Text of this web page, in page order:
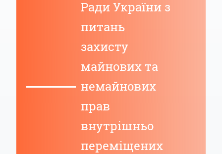
Ради України з
питань
захисту
майнових та
немайнових
прав
внутрішньо
переміщених